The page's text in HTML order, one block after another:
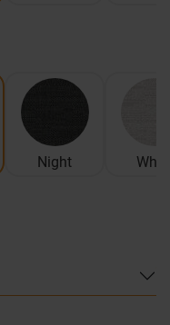
Night